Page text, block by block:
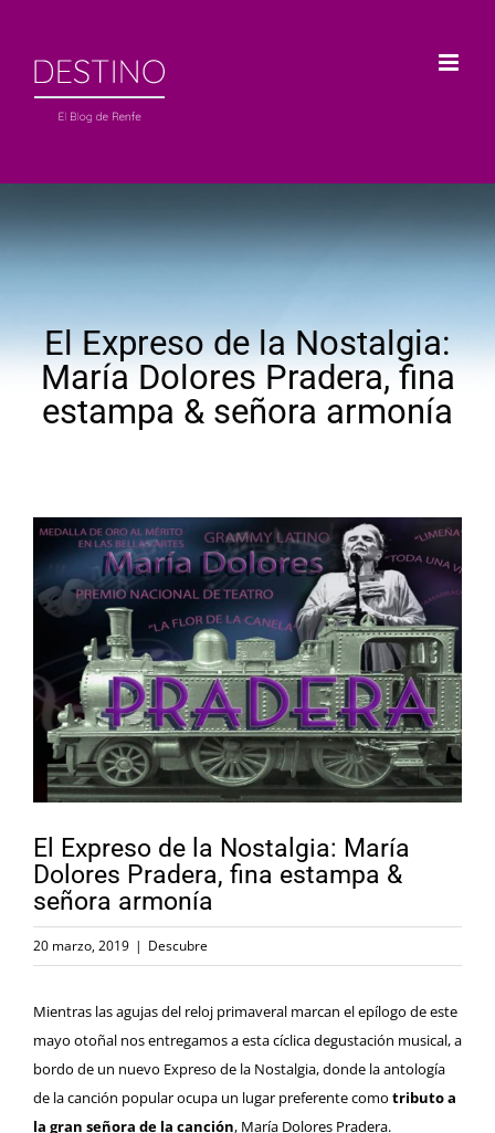
contenido
El Expreso de la Nostalgia:
María Dolores Pradera, fina
estampa & señora armonía
Ver
imagen
más
grande
El Expreso de la Nostalgia: María
Dolores Pradera, fina estampa &
señora armonía
20 marzo, 2019 | Descubre
Mientras las agujas del reloj primaveral marcan el epílogo de este
mayo otoñal nos entregamos a esta cíclica degustación musical, a
bordo de un nuevo Expreso de la Nostalgia, donde la antología
de la canción popular ocupa un lugar preferente como tributo a
la gran señora de la canción, María Dolores Pradera.